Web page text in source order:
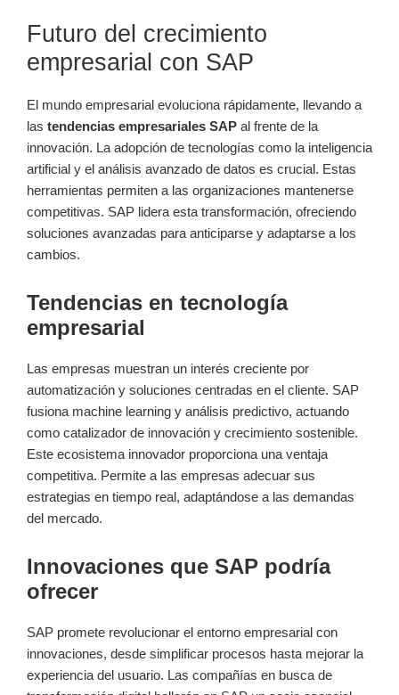
Futuro del crecimiento
empresarial con SAP
El mundo empresarial evoluciona rápidamente, llevando a
las tendencias empresariales SAP al frente de la
innovación. La adopción de tecnologías como la inteligencia
artificial y el análisis avanzado de datos es crucial. Estas
herramientas permiten a las organizaciones mantenerse
competitivas. SAP lidera esta transformación, ofreciendo
soluciones avanzadas para anticiparse y adaptarse a los
cambios.
Tendencias en tecnología
empresarial
Las empresas muestran un interés creciente por
automatización y soluciones centradas en el cliente. SAP
fusiona machine learning y análisis predictivo, actuando
como catalizador de innovación y crecimiento sostenible.
Este ecosistema innovador proporciona una ventaja
competitiva. Permite a las empresas adecuar sus
estrategias en tiempo real, adaptándose a las demandas
del mercado.
Innovaciones que SAP podría
ofrecer
SAP promete revolucionar el entorno empresarial con
innovaciones, desde simplificar procesos hasta mejorar la
experiencia del usuario. Las compañías en busca de